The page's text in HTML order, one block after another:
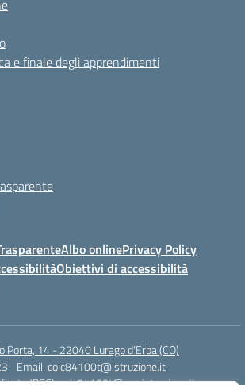
e finale degli apprendimenti
Albo onlinePrivacy Policy
Obiettivi di accessibilità
Porta, 14 - 22040 Lurago d'Erba (CO)
Email:coic84100t@istruzione.it